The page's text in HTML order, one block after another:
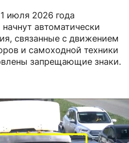
июля 2026 года
автоматически
связанные с движением
и самоходной техники
запрещающие знаки.